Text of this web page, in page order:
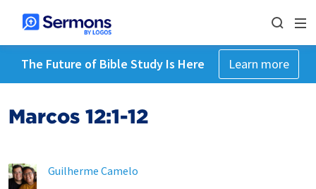
The Future of Bible Study Is Here Learn more
Marcos 12:1-12
Guilherme Camelo